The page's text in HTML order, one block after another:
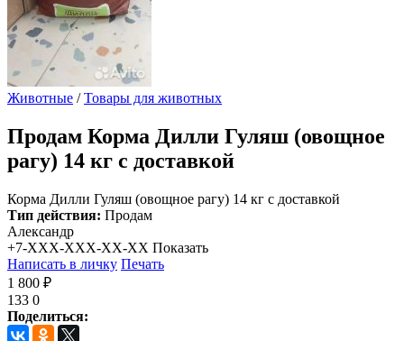
Животные /Товары для животных
Продам Корма Дилли Гуляш (овощное
рагу) 14 кг с доставкой
Корма Дилли Гуляш (овощное рагу) 14 кг с доставкой
Тип действия: Продам
Александр
+7-XXX-XXX-XX-XX Показать
Написать в личку Печать
1 800 ₽
133 0
Поделиться: